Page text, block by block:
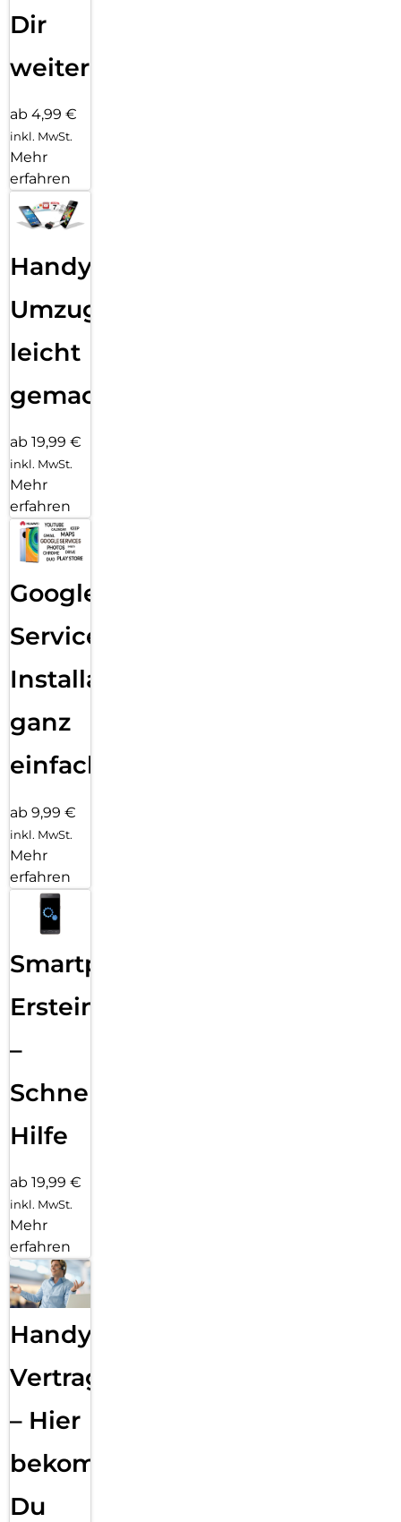
Dir
weiter
ab 4,99 €
inkl. MwSt.
Mehr
erfahren
Handy
Umzug
leicht
gemacht!
ab 19,99 €
inkl. MwSt.
Mehr
erfahren
Google
Services
Installation
ganz
einfach
ab 9,99 €
inkl. MwSt.
Mehr
erfahren
Smartphone
Ersteinrichtung
–
Schnelle
Hilfe
ab 19,99 €
inkl. MwSt.
Mehr
erfahren
Handy
Vertragsabwicklung
– Hier
bekommst
Du